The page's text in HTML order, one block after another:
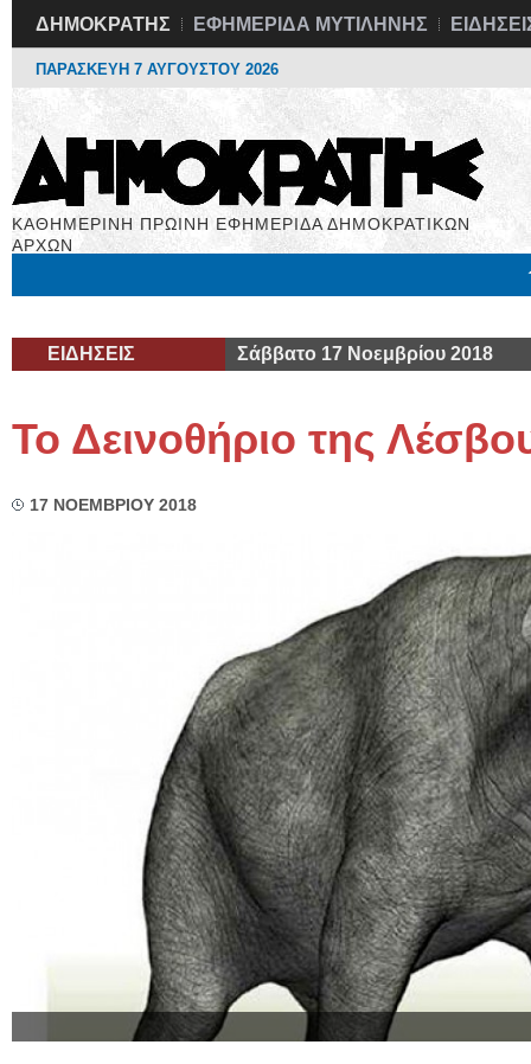
ΔΗΜΟΚΡΑΤΗΣ ΕΦΗΜΕΡΙΔΑ ΜΥΤΙΛΗΝΗΣ
ΠΑΡΑΣΚΕΥΗ 7 ΑΥΓΟΥΣΤΟΥ 2026
ΚΑΘΗΜΕΡΙΝΗ ΠΡΩΙΝΗ ΕΦΗΜΕΡΙΔΑ ΔΗΜΟΚΡΑΤΙΚΩΝ
ΑΡΧΩΝ
ΕΙΔΗΣΕΙΣ Σάββατο 17 Νοεμβρίου 2018
Το Δεινοθήριο της
17 ΝΟΕΜΒΡΙΟΥ 2018